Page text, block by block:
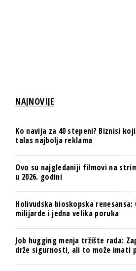
NAJNOVIJE
Ko navija za 40 stepeni? Biznisi
talas najbolja reklama
Ovo su najgledaniji filmovi na
u 2026. godini
Holivudska bioskopska
milijarde i jedna velika poruka
Job hugging menja tržište rada:
drže sigurnosti, ali to može imati